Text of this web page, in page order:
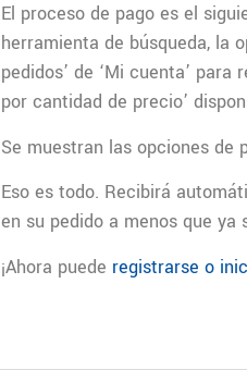
El proceso de pago es el
herramienta de búsqueda, la
pedidos’ de ‘Mi cuenta’
por cantidad de precio’
Se muestran las opciones de
Eso es todo. Recibirá
en su pedido a menos que ya
¡Ahora puede registrarse o